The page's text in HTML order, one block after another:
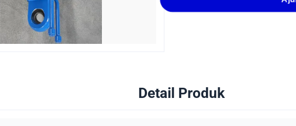
Detail Produk